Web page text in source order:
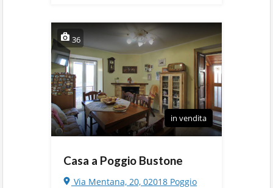
36
in vendita
Casa a Poggio Bustone
Via Mentana, 20, 02018 Poggio